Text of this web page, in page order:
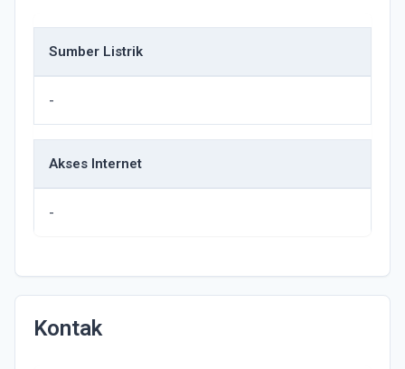
Sumber Listrik
-
Akses Internet
-
Kontak